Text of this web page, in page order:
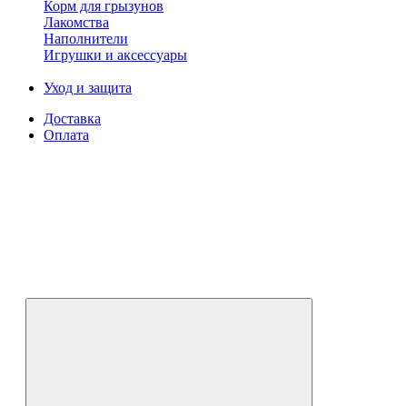
Корм для грызунов
Лакомства
Наполнители
Игрушки и аксессуары
Уход и защита
Доставка
Оплата